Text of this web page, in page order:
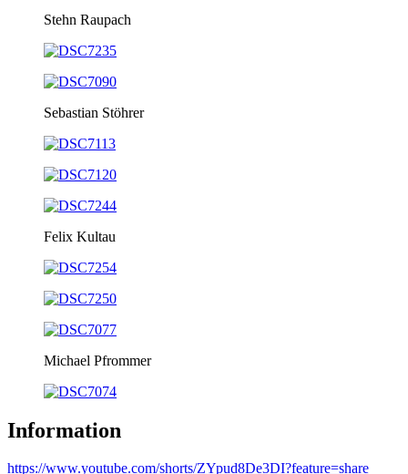
Stehn Raupach
Sebastian Stöhrer
Felix Kultau
Michael Pfrommer
Information
https://www.youtube.com/shorts/ZYpud8De3DI?feature=share